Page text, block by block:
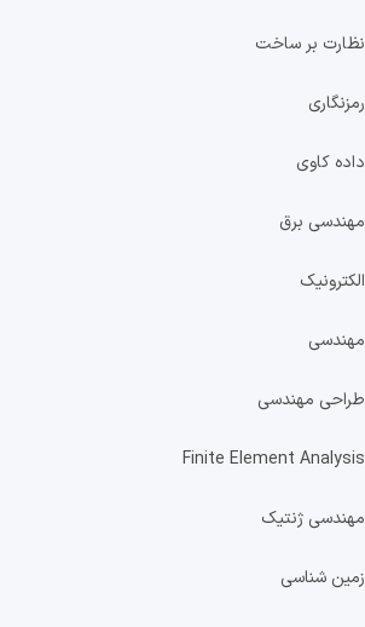
نظارت بر ساخت
رمزنگاری
داده کاوی
مهندسی برق
الکترونیک
مهندسی
طراحی مهندسی
Finite Element Analysis
مهندسی ژنتیک
زمین شناسی